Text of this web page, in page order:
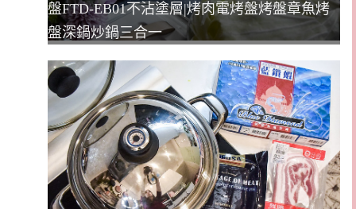
盤FTD-EB01不沾塗層|烤肉電烤盤烤盤章魚烤
盤深鍋炒鍋三合一